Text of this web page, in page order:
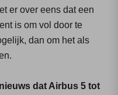
er over eens dat een
is om vol door te
dan om het als
dat Airbus 5 tot